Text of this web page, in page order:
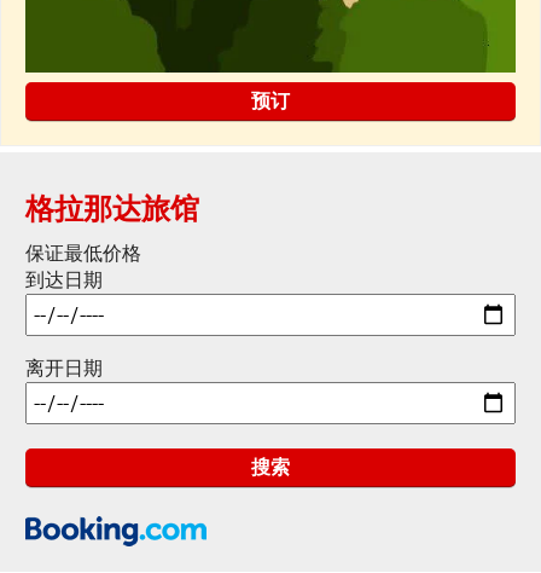
预订
格拉那达旅馆
保证最低价格
到达日期
离开日期